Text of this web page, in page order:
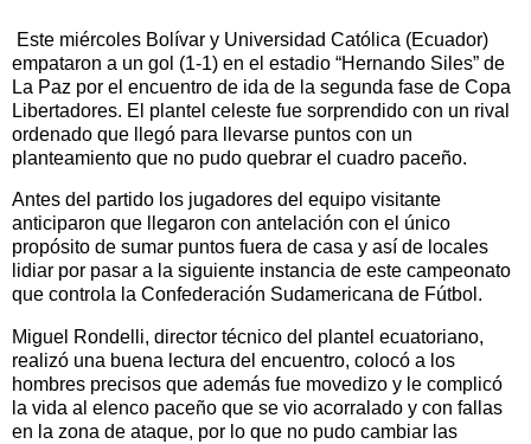
Este miércoles Bolívar y Universidad Católica (Ecuador)
empataron a un gol (1-1) en el estadio “Hernando Siles” de
La Paz por el encuentro de ida de la segunda fase de Copa
Libertadores. El plantel celeste fue sorprendido con un rival
ordenado que llegó para llevarse puntos con un
planteamiento que no pudo quebrar el cuadro paceño.
Antes del partido los jugadores del equipo visitante
anticiparon que llegaron con antelación con el único
propósito de sumar puntos fuera de casa y así de locales
lidiar por pasar a la siguiente instancia de este campeonato
que controla la Confederación Sudamericana de Fútbol.
Miguel Rondelli, director técnico del plantel ecuatoriano,
realizó una buena lectura del encuentro, colocó a los
hombres precisos que además fue movedizo y le complicó
la vida al elenco paceño que se vio acorralado y con fallas
en la zona de ataque, por lo que no pudo cambiar las